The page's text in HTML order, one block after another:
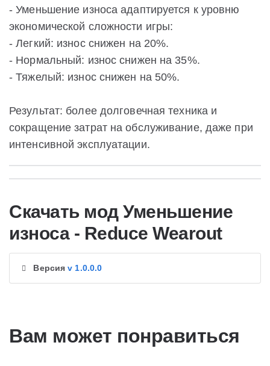
- Уменьшение износа адаптируется к уровню
экономической сложности игры:
- Легкий: износ снижен на 20%.
- Нормальный: износ снижен на 35%.
- Тяжелый: износ снижен на 50%.
Результат: более долговечная техника и
сокращение затрат на обслуживание, даже при
интенсивной эксплуатации.
Скачать мод Уменьшение
износа - Reduce Wearout
Версияv 1.0.0.0
Вам может понравиться